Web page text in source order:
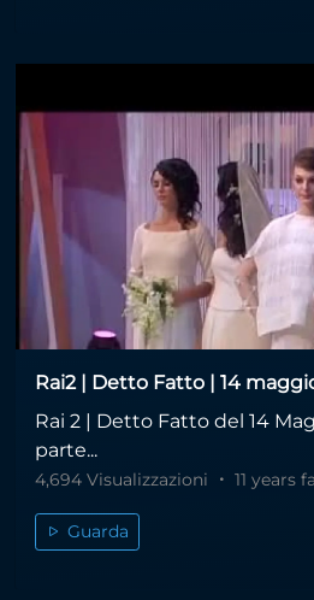
Rai2 | Detto Fatto | 14
Rai 2 | Detto Fatto del 14
parte...
4,694 Visualizzazioni 11 years fa
Guarda